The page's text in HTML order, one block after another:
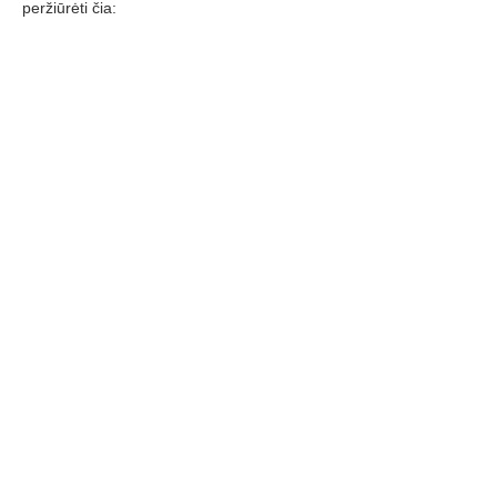
peržiūrėti čia: